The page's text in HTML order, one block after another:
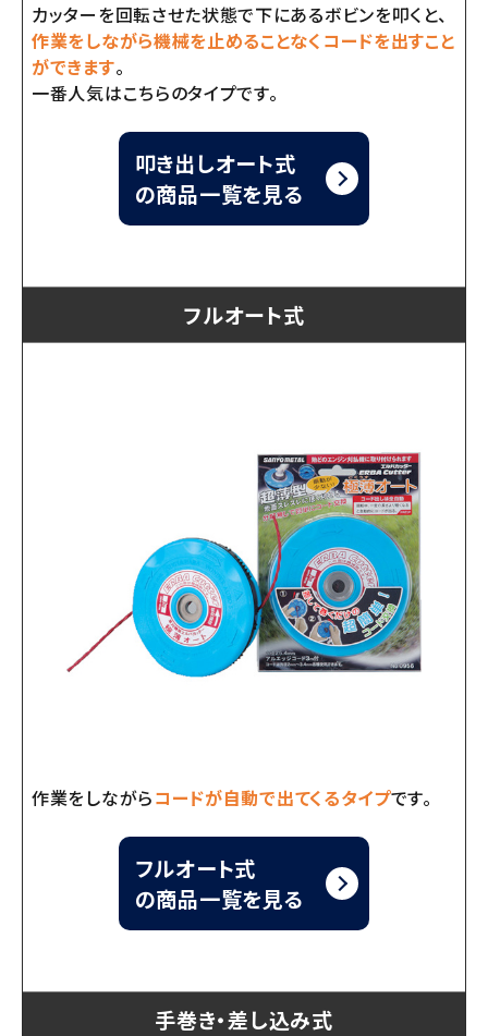
カッターを回転させた状態で下にあるボビンを叩くと、
作業をしながら機械を止めることなくコードを出すこと
ができます。
一番人気はこちらのタイプです。
叩き出しオート式
の商品一覧を見る
フルオート式
作業をしながらコードが自動で出てくるタイプです。
フルオート式
の商品一覧を見る
手巻き・差し込み式